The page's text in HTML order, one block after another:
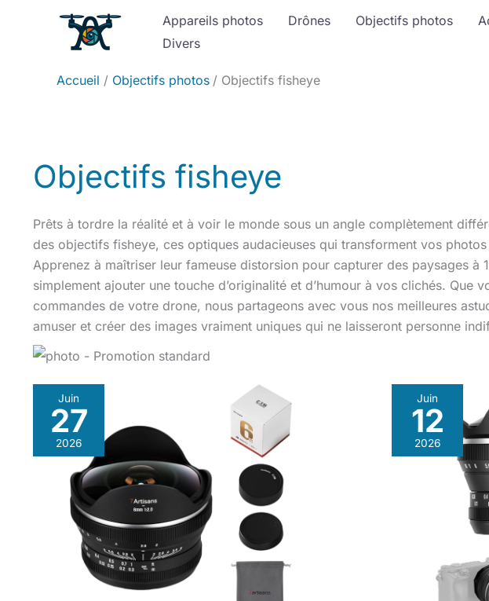
Appareils photos Drônes Objectifs photos
Divers
Accueil Objectifs photos Objectifs fisheye
Objectifs fisheye
Prêts à tordre la réalité et à voir le monde sous un angle complètement
des objectifs fisheye, ces optiques audacieuses qui transforment vos
Apprenez à maîtriser leur fameuse distorsion pour capturer des paysages à
simplement ajouter une touche d’originalité et d’humour à vos clichés. Que
commandes de votre drone, nous partageons avec vous nos meilleures
amuser et créer des images vraiment uniques qui ne laisseront personne
Juin
27
2026
Juin
12
2026